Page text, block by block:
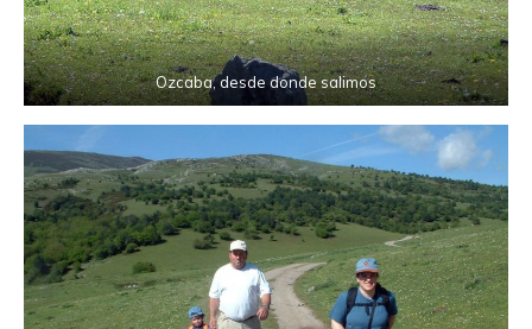
Ozcaba, desde donde salimos